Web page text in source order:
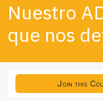
Nuestro
que nos
Join this